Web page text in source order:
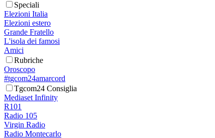
Speciali
Elezioni Italia
Elezioni estero
Grande Fratello
L'isola dei famosi
Amici
Rubriche
Oroscopo
#tgcom24amarcord
Tgcom24 Consiglia
Mediaset Infinity
R101
Radio 105
Virgin Radio
Radio Montecarlo